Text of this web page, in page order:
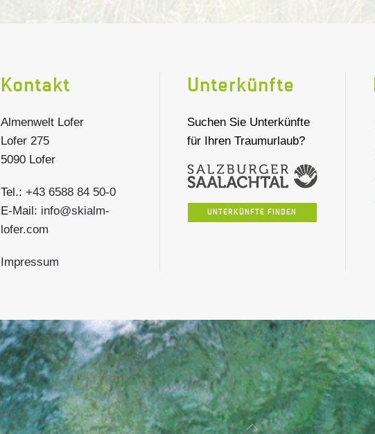
Kontakt
Almenwelt Lofer
Lofer 275
5090 Lofer
Tel.: +43 6588 84 50-0
E-Mail: info@skialm-
lofer.com
Impressum
Unterkünfte
Suchen Sie Unterkünfte
für Ihren Traumurlaub?
UNTERKÜNFTE FINDEN